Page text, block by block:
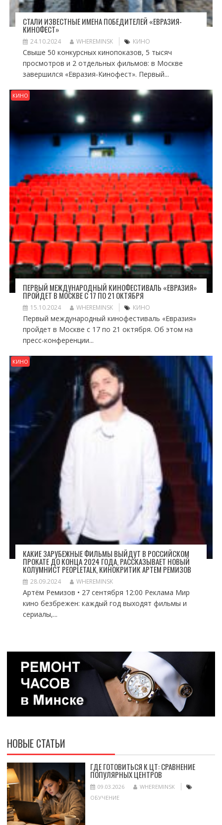
СТАЛИ ИЗВЕСТНЫЕ ИМЕНА ПОБЕДИТЕЛЕЙ «ЕВРАЗИЯ-
КИНОФЕСТ»
24.10.2024 WHEREMINSK КИНО
Свыше 50 конкурсных кинопоказов, 5 тысяч
просмотров и 2 отдельных фильмов: в Москве
завершился «Евразия-Кинофест». Первый...
КИНО
ПЕРВЫЙ МЕЖДУНАРОДНЫЙ КИНОФЕСТИВАЛЬ «ЕВРАЗИЯ»
ПРОЙДЕТ В МОСКВЕ С 17 ПО 21 ОКТЯБРЯ
15.10.2024 WHEREMINSK КИНО
Первый международный кинофестиваль «Евразия»
пройдет в Москве с 17 по 21 октября. Об этом на
пресс-конференции...
КИНО
КАКИЕ ЗАРУБЕЖНЫЕ ФИЛЬМЫ ВЫЙДУТ В РОССИЙСКОМ
ПРОКАТЕ ДО КОНЦА 2024 ГОДА, РАССКАЗЫВАЕТ НОВЫЙ
КОЛУМНИСТ PEOPLETALK, КИНОКРИТИК АРТЕМ РЕМИЗОВ
28.09.2024 WHEREMINSK
Артём Ремизов • 27 сентября 12:00 Реклама Мир
кино безбрежен: каждый год выходят фильмы и
сериалы,...
НОВЫЕ СТАТЬИ
ГДЕ ГОТОВИТЬСЯ К ЦТ: СРАВНЕНИЕ
ПОПУЛЯРНЫХ ЦЕНТРОВ
09.03.2026
WHEREMINSK
ОБУЧЕНИЕ